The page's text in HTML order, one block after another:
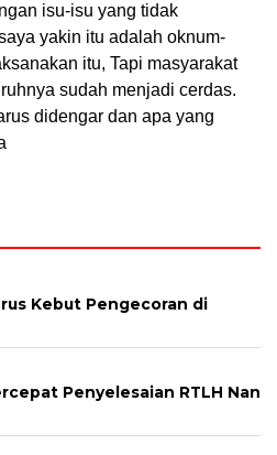
isu-isu yang tidak
yakin itu adalah oknum-
itu, Tapi masyarakat
sudah menjadi cerdas.
didengar dan apa yang
Kebut Pengecoran di
Penyelesaian RTLH Nan